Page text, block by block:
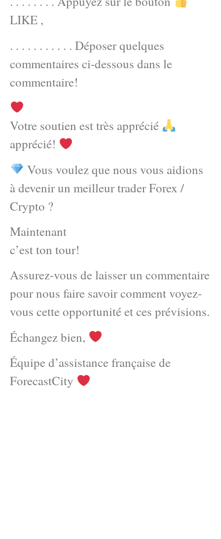
LIKE ,
. . . . . . . . . . . Déposer quelques
commentaires ci-dessous dans le
commentaire!
Votre soutien est très apprécié
apprécié!
Vous voulez que nous vous aidions
à devenir un meilleur trader Forex /
Crypto ?
Maintenant
c’est ton tour!
Assurez-vous de laisser un commentaire
pour nous faire savoir comment voyez-
vous cette opportunité et ces prévisions.
Échangez bien,
Équipe d’assistance française de
ForecastCity